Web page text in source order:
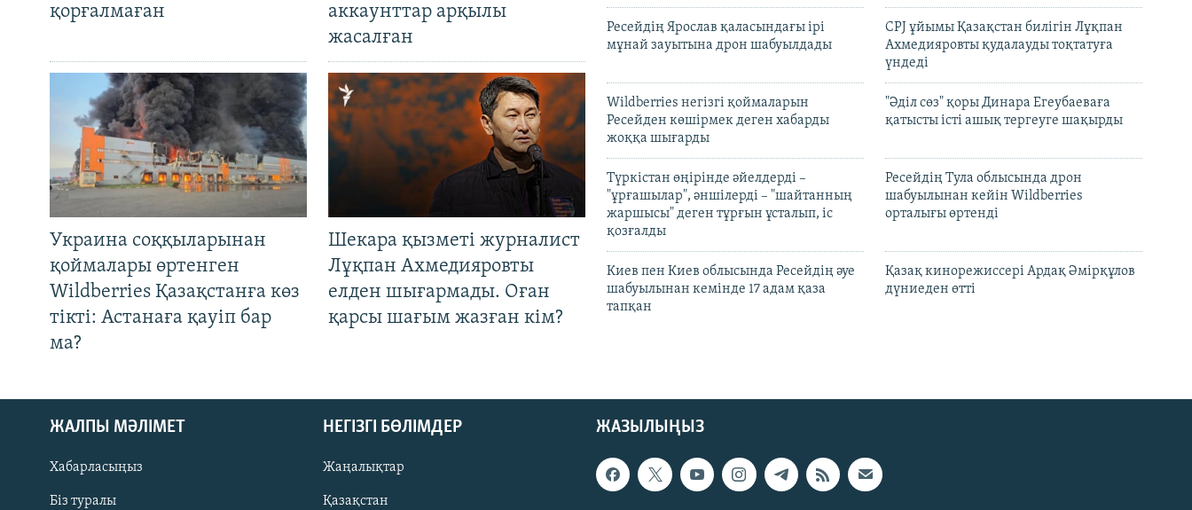
қорғалмаған
аккаунттар арқылы
жасалған
Украина соққыларынан
қоймалары өртенген
Wildberries Қазақстанға көз
тікті: Астанаға қауіп бар
ма?
Шекара қызметі журналист
Лұқпан Ахмедияровты
елден шығармады. Оған
қарсы шағым жазған кім?
Ресейдің Ярослав қаласындағы ірі
мұнай зауытына дрон шабуылдады
CPJ ұйымы Қазақстан билігін Лұқпан
Ахмедияровты қудалауды тоқтатуға
үндеді
Wildberries негізгі қоймаларын
Ресейден көшірмек деген хабарды
жоққа шығарды
"Әділ сөз" қоры Динара Егеубаеваға
қатысты істі ашық тергеуге шақырды
Түркістан өңірінде әйелдерді –
"ұрғашылар", әншілерді – "шайтанның
жаршысы" деген тұрғын ұсталып, іс
қозғалды
Ресейдің Тула облысында дрон
шабуылынан кейін Wildberries
орталығы өртенді
Киев пен Киев облысында Ресейдің әуе
шабуылынан кемінде 17 адам қаза
тапқан
Қазақ кинорежиссері Ардақ Әмірқұлов
дүниеден өтті
ЖАЗЫЛЫҢЫЗ
ЖАЛПЫ МӘЛІМЕТ
Хабарласыңыз
Біз туралы
НЕГІЗГІ БӨЛІМДЕР
Жаңалықтар
Қазақстан